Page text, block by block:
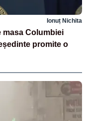
Ionuț Nichita
masa Columbiei
promite o